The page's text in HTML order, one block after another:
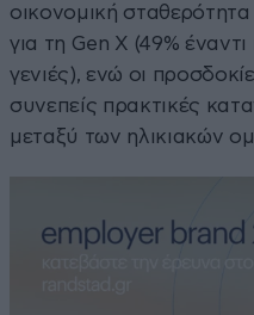
οικονομική σταθερότητα
για τη Gen X (49%
γενιές), ενώ οι
συνεπείς πρακτικές
μεταξύ των ηλικιακών